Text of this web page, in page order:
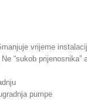
vrijeme
“sukob prijenosnika”
pumpe